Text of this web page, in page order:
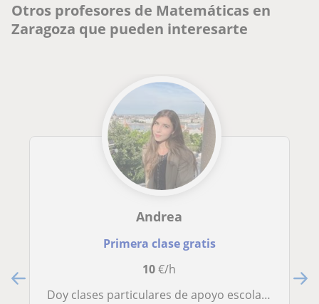
Otros profesores de Matemáticas en
Zaragoza que pueden interesarte
Andrea
Primera clase gratis
10€/h
Doy clases particulares de apoyo escolar a niveles de primaria, secundaria y bachillerato